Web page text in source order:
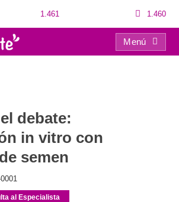
1.461 1.460
Menú
debate:
in vitro con
semen
al Especialista